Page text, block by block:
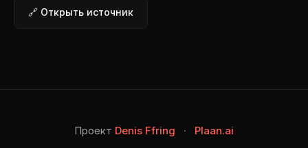
🔗 Открыть источник
Проект Denis Ffring · Plaan.ai